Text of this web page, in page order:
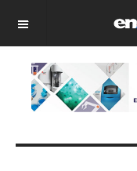
OFF CANVAS